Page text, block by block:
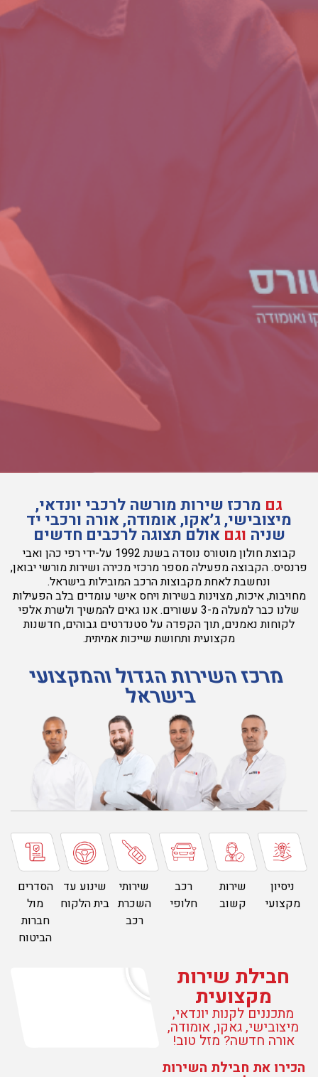
גם מרכז שירות מורשה לרכבי יונדאי,
מיצובישי, ג׳אקו, אומודה, אורה ורכבי יד
שניה וגם אולם תצוגה לרכבים חדשים
קבוצת חולון מוטורס נוסדה בשנת 1992 על-ידי רפי כהן ואבי
פרנסיס. הקבוצה מפעילה מספר מרכזי מכירה ושירות מורשי יבואן,
ונחשבת לאחת מקבוצות הרכב המובילות בישראל.
מחויבות, איכות, מצוינות בשירות ויחס אישי עומדים בלב הפעילות
שלנו כבר למעלה מ-3 עשורים. אנו גאים להמשיך ולשרת אלפי
לקוחות נאמנים, תוך הקפדה על סטנדרטים גבוהים, חדשנות
מקצועית ותחושת שייכות אמיתית.
מרכז השירות הגדול והמקצועי
בישראל
ניסיון
מקצועי
שירות
קשוב
רכב
חלופי
שירותי
השכרת
רכב
שינוע עד
בית הלקוח
הסדרים
מול
חברות
הביטוח
חבילת שירות
מקצועית
מתכננים לקנות יונדאי,
מיצובישי, גאקו, אומודה,
אורה חדשה? מזל טוב!
הכירו את חבילת השירות